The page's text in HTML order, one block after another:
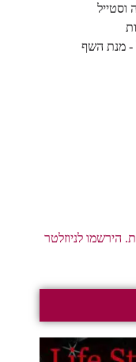
וסטייל
- מנת השף
הירשמו לניוזלטר